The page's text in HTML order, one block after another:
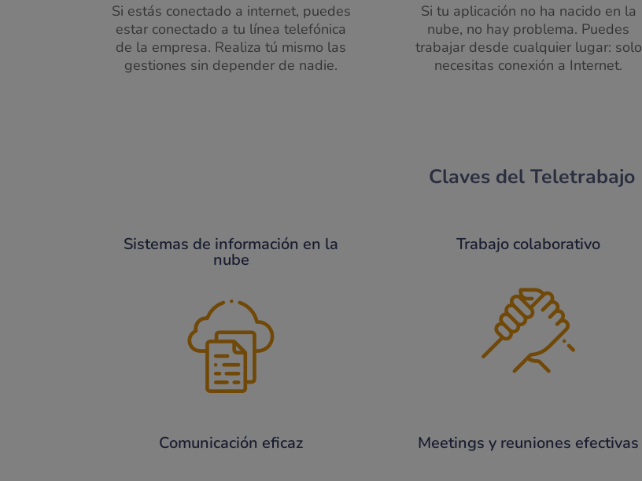
Si estás conectado a internet, puedes
estar conectado a tu línea telefónica
de la empresa. Realiza tú mismo las
gestiones sin depender de nadie.
Si tu aplicación no ha nacido en la
nube, no hay problema. ​Puedes
trabajar desde cualquier lugar: solo
necesitas conexión a Internet.
Claves del Teletrabajo
Sistemas de información en la
nube
Trabajo colaborativo
Comunicación eficaz Meetings y reuniones efectivas